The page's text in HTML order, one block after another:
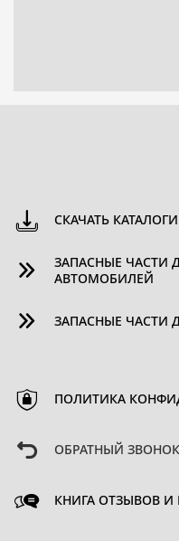
СКАЧАТЬ КАТАЛОГИ
ЗАПАСНЫЕ ЧАСТИ
АВТОМОБИЛЕЙ
ЗАПАСНЫЕ ЧАСТИ
ПОЛИТИКА
ОБРАТНЫЙ ЗВОНОК
КНИГА ОТЗЫВОВ